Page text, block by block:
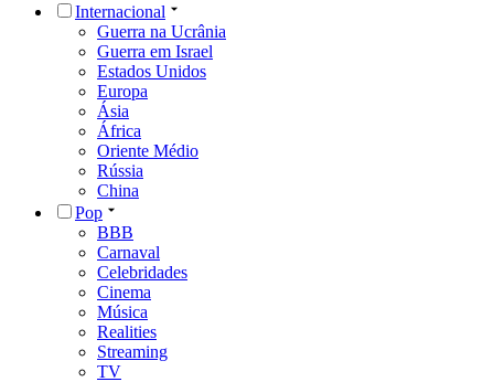
Internacional
Guerra na Ucrânia
Guerra em Israel
Estados Unidos
Europa
Ásia
África
Oriente Médio
Rússia
China
Pop
BBB
Carnaval
Celebridades
Cinema
Música
Realities
Streaming
TV